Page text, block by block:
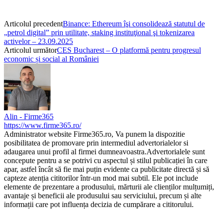
Articolul precedentBinance: Ethereum îşi consolidează statutul de
„petrol digital” prin utilitate, staking instituţional şi tokenizarea
activelor – 23.09.2025
Articolul următorCES Bucharest – O platformă pentru progresul
economic și social al României
Alin - Firme365
https://www.firme365.ro/
Administrator website Firme365.ro, Va punem la dispozitie
posibilitatea de promovare prin intermediul advertorialelor si
adaugarea unui profil al firmei dumneavoastra.Advertorialele sunt
concepute pentru a se potrivi cu aspectul și stilul publicației în care
apar, astfel încât să fie mai puțin evidente ca publicitate directă și să
capteze atenția cititorilor într-un mod mai subtil. Ele pot include
elemente de prezentare a produsului, mărturii ale clienților mulțumiți,
avantaje și beneficii ale produsului sau serviciului, precum și alte
informații care pot influența decizia de cumpărare a cititorului.